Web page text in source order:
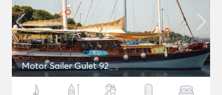
Motor Sailer Gulet 92